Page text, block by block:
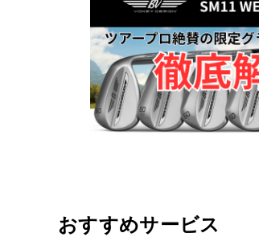
おすすめサービス